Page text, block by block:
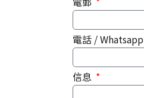
電話 / Whatsapp
信息